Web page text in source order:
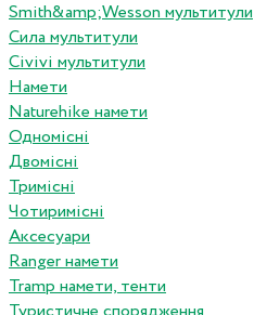
Smith&amp;Wesson мультитули
Сила мультитули
Civivi мультитули
Намети
Naturehike намети
Одномісні
Двомісні
Тримісні
Чотиримісні
Аксесуари
Ranger намети
Tramp намети, тенти